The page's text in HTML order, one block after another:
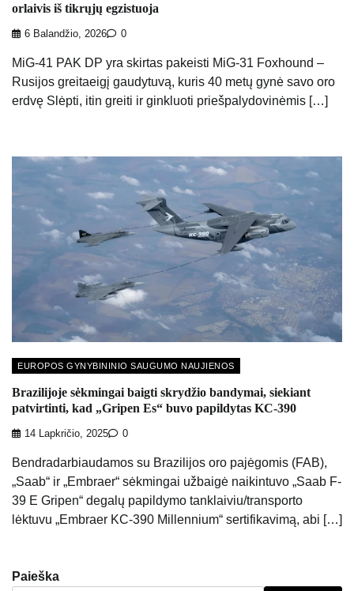
orlaivis iš tikrųjų egzistuoja
6 Balandžio, 2026 0
MiG-41 PAK DP yra skirtas pakeisti MiG-31 Foxhound –
Rusijos greitaeigį gaudytuvą, kuris 40 metų gynė savo oro
erdvę Slėpti, itin greiti ir ginkluoti priešpalydovinėmis […]
EUROPOS GYNYBININIO SAUGUMO NAUJIENOS
Brazilijoje sėkmingai baigti skrydžio bandymai, siekiant
patvirtinti, kad „Gripen Es“ buvo papildytas KC-390
14 Lapkričio, 2025 0
Bendradarbiaudamos su Brazilijos oro pajėgomis (FAB),
„Saab“ ir „Embraer“ sėkmingai užbaigė naikintuvo „Saab F-
39 E Gripen“ degalų papildymo tanklaiviu/transporto
lėktuvu „Embraer KC-390 Millennium“ sertifikavimą, abi […]
Paieška